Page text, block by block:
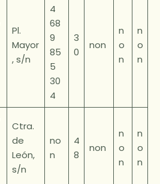
Pl.
Mayor
, s/n
4
68
9
85
5
30
4
3
0
non
n
o
n
n
o
n
Ctra.
de
León,
s/n
no
n
4
8
non
n
o
n
n
o
n